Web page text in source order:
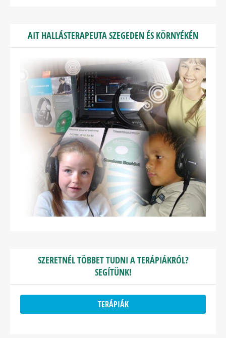
AIT HALLÁSTERAPEUTA SZEGEDEN ÉS KÖRNYÉKÉN
SZERETNÉL TÖBBET TUDNI A TERÁPIÁKRÓL?
SEGÍTÜNK!
TERÁPIÁK